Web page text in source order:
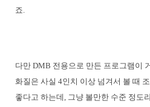
죠.
다만 DMB 전용으로 만든 프로그램이
화질은 사실 4인치 이상 넘겨서 볼 때
좋다고 하는데, 그냥 볼만한 수준 정도